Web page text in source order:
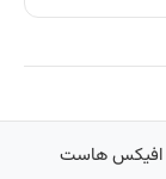
افیکس هاست